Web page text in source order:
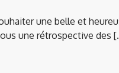
une belle et
une rétrospective des